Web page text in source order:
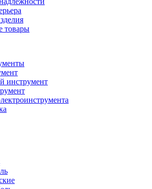
товары
инструмент